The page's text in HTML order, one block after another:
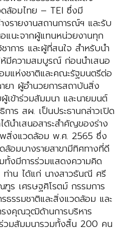
ล้อมไทย – TEI ซึ่งมี
รายงานสถานการณ์ฯ และรับ
แนะจากผู้แทนหน่วยงานทุก
การ และผู้ที่สนใจ สำหรับนำ
ห้มีความสมบูรณ์ ก่อนนำเสนอ
แห่งชาติและคณะรัฐมนตรีต่อ
ยา ผู้อํานวยการสถาบันสิ่ง
ข้าร่วมสัมมนา และนายมนต์
ร สผ. เป็นประธานกล่าวเปิด
ด้นำเสนอสาระสำคัญของร่าง
สิ่งแวดล้อม พ.ศ. 2565 ซึ่ง
อมบางรายสาขามีทิศทางที่ดี
ทั้งมีการร่วมแสดงความคิด
าน ได้แก่ นางสาวธันณี ศรี
ร เศรษฐศิโรตม์ กรรมการ
ธรรมชาติและสิ่งแวดล้อม และ
งคุณวุฒิด้านการบริหาร
วมสัมมนารวมทั้งสิ้น 200 คน